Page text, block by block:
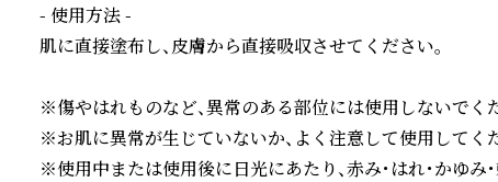
- 使用方法 -
肌に直接塗布し、皮膚から直接吸収させてください。
※傷やはれものなど、異常のある部位には使用しないでく
※お肌に異常が生じていないか、よく注意して使用してく
※使用中または使用後に日光にあたり、赤み・はれ・かゆみ